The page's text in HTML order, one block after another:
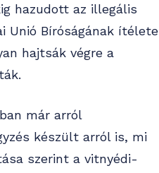
hazudott az illegális
Unió Bíróságának ítélete
hajtsák végre a
már arról
készült arról is, mi
szerint a vitnyédi-